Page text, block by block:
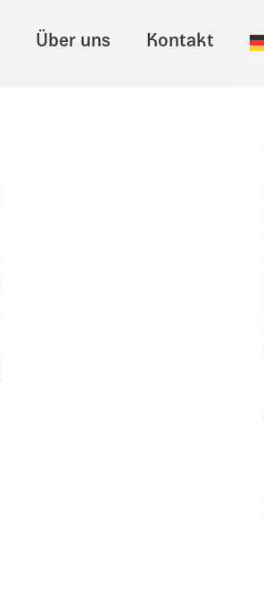
Über uns Kontakt